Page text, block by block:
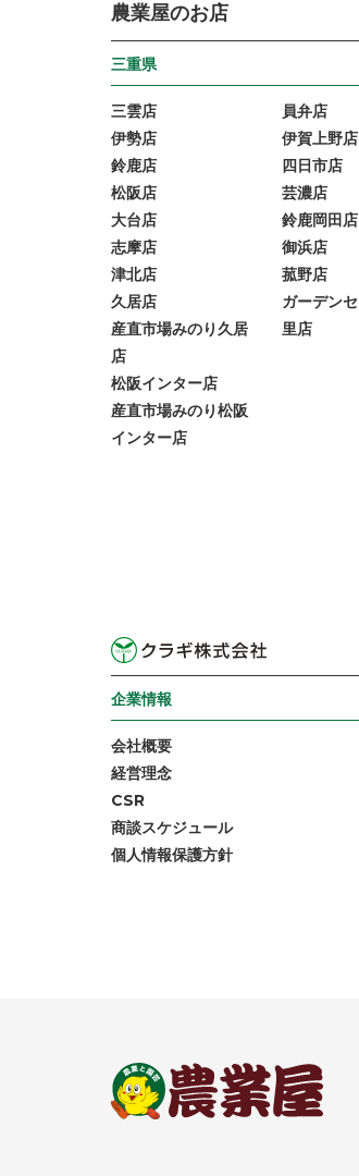
農業屋のお店
三重県
三雲店
伊勢店
鈴鹿店
松阪店
大台店
志摩店
津北店
久居店
産直市場みのり久居
店
松阪インター店
産直市場みのり松阪
インター店
員弁店
伊賀上野店
四日市店
芸濃店
鈴鹿岡田店
御浜店
菰野店
ガーデン
里店
企業情報
会社概要
経営理念
CSR
商談スケジュール
個人情報保護方針